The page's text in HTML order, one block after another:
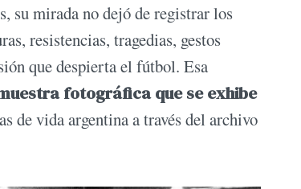
su mirada no dejó de registrar los
resistencias, tragedias, gestos
que despierta el fútbol. Esa
fotográfica que se exhibe
de vida argentina a través del archivo